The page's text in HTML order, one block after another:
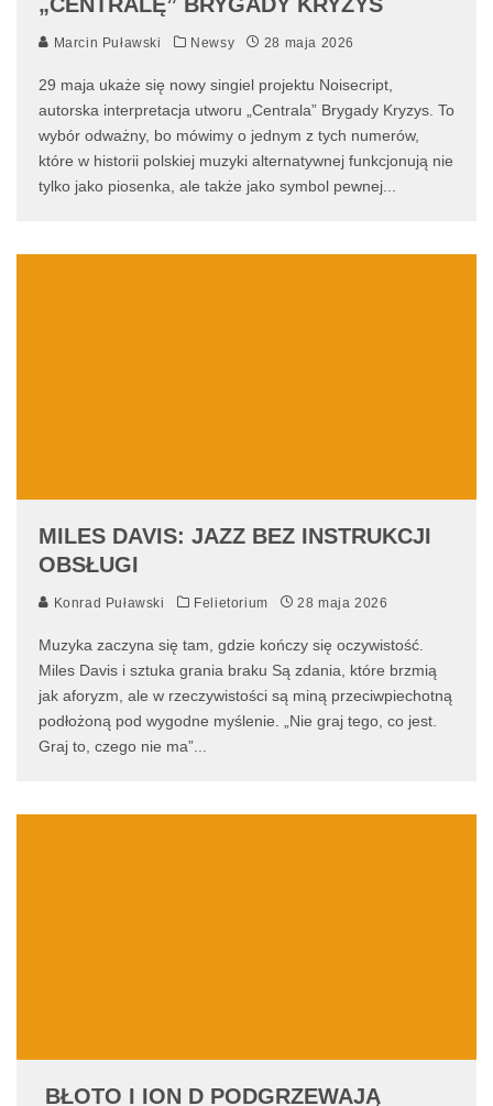
Marcin Puławski Newsy 28 maja 2026
29 maja ukaże się nowy singiel projektu Noisecript,
autorska interpretacja utworu „Centrala” Brygady Kryzys. To
wybór odważny, bo mówimy o jednym z tych numerów,
które w historii polskiej muzyki alternatywnej funkcjonują nie
tylko jako piosenka, ale także jako symbol pewnej
MILES DAVIS: JAZZ BEZ INSTRUKCJI
OBSŁUGI
Konrad Puławski Felietorium 28 maja 2026
Muzyka zaczyna się tam, gdzie kończy się oczywistość.
Miles Davis i sztuka grania braku Są zdania, które brzmią
jak aforyzm, ale w rzeczywistości są miną przeciwpiechotną
podłożoną pod wygodne myślenie. „Nie graj tego, co jest.
Graj to, czego nie ma”
BŁOTO I ION D PODGRZEWAJĄ